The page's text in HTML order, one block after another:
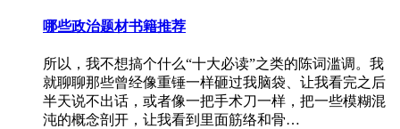
哪些政治题材书籍推荐
所以，我不想搞个什么“十大必读”之类的陈词滥调。我
就聊聊那些曾经像重锤一样砸过我脑袋、让我看完之后
半天说不出话，或者像一把手术刀一样，把一些模糊混
沌的概念剖开，让我看到里面筋络和骨…